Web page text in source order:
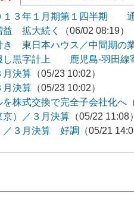
１３年１月期第１四半期
益 拡大続く
（06/02 08:19）
き 東日本ハウス／中間期の
し黒字計上 鹿児島-羽田線
月決算 （05/23 10:02）
月決算 （05/23 10:02）
株式交換で完全子会社化へ
京）／３月決算 （05/22 11:08
／３月決算 好調
（05/21